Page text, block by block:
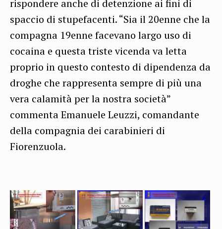
rispondere anche di detenzione ai fini di
spaccio di stupefacenti. “Sia il 20enne che la
compagna 19enne facevano largo uso di
cocaina e questa triste vicenda va letta
proprio in questo contesto di dipendenza da
droghe che rappresenta sempre di più una
vera calamità per la nostra società”
commenta Emanuele Leuzzi, comandante
della compagnia dei carabinieri di
Fiorenzuola.